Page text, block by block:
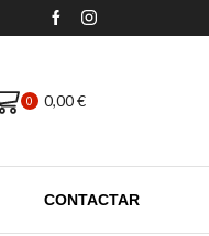
0 0,00€
CONTACTAR